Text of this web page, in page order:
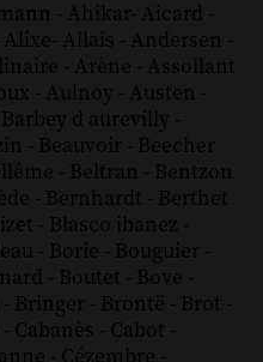
- Ahikar- Aicard -
Alixe- Allais - Andersen -
- Arène - Assollant
- Aulnoy - Austen -
Barbey d aurevilly -
- Beauvoir - Beecher
- Beltran - Bentzon
- Bernhardt - Berthet
- Blasco ibanez -
- Borie - Bouguier -
- Boutet - Bove -
- Bringer - Brontë - Brot -
- Cabanès - Cabot -